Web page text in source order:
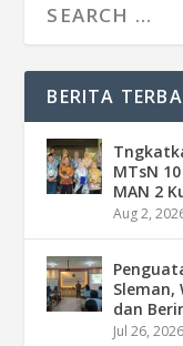
BERITA
MTsN
MAN 2
Aug 2,
Sleman,
dan
Jul 26, 2026